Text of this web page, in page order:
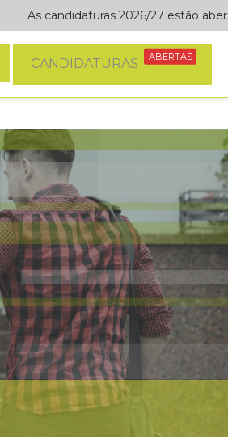
As candidaturas 2026/27 estão abertas.
CANDIDATURAS ABERTAS